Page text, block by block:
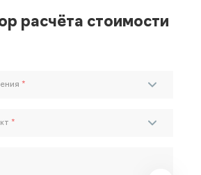
расчёта стоимости
*
*